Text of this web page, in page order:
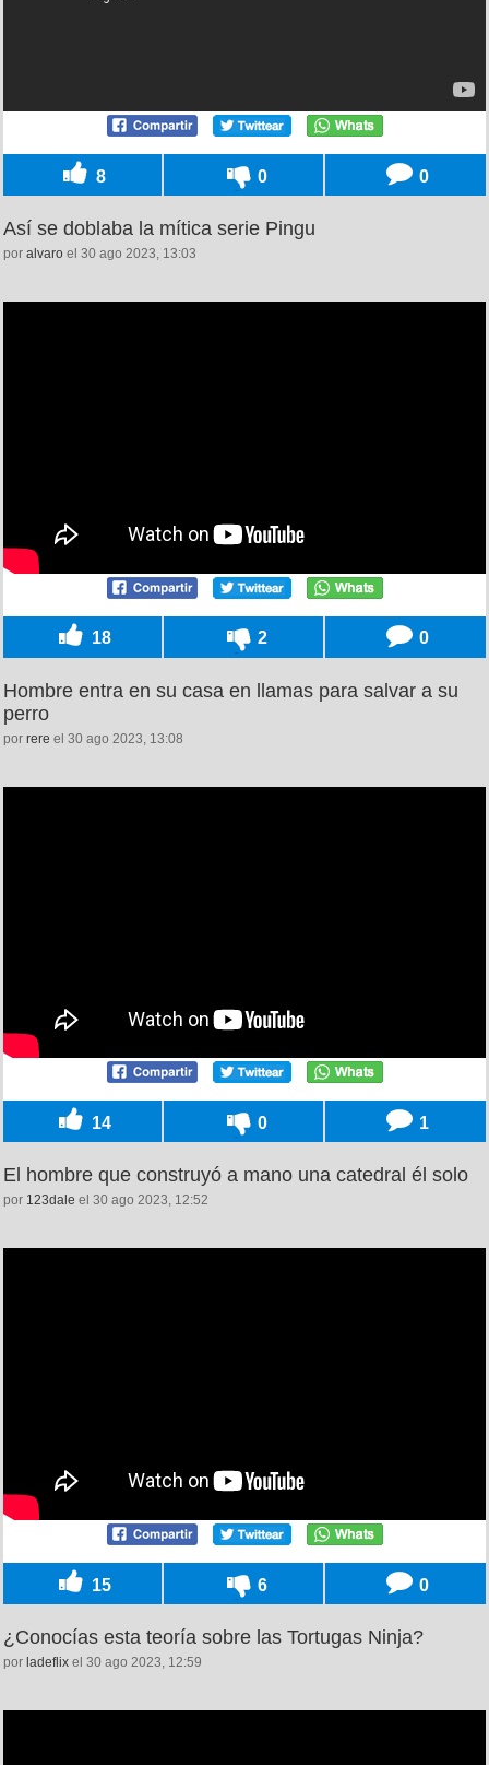
8 0 0
Así se doblaba la mítica serie Pingu
por alvaro el 30 ago 2023, 13:03
18 2 0
Hombre entra en su casa en llamas para salvar a su
perro
por rere el 30 ago 2023, 13:08
14 0 1
El hombre que construyó a mano una catedral él solo
por 123dale el 30 ago 2023, 12:52
15 6 0
¿Conocías esta teoría sobre las Tortugas Ninja?
por ladeflix el 30 ago 2023, 12:59